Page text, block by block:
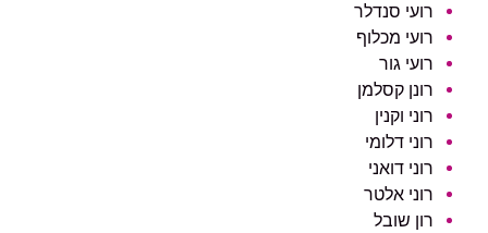
רועי סנדלר
רועי מכלוף
רועי גור
רונן קסלמן
רוני וקנין
רוני דלומי
רוני דואני
רוני אלטר
רון שובל